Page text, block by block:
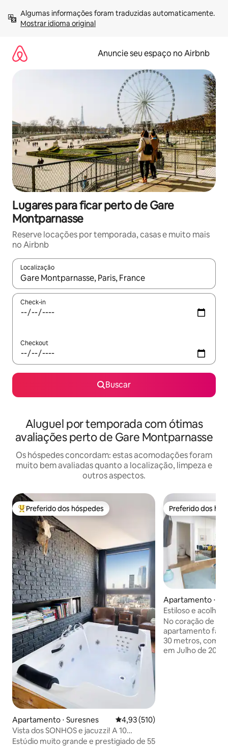
para
Mostrar idioma original
Anuncie seu espaço no Airbnb
Lugares para ficar perto de Gare
Montparnasse
Reserve locações por temporada, casas e muito mais
no Airbnb
Localização
Quando os resultados estiverem disponíveis, explore-os
Check-in
Checkout
Buscar
Aluguel por temporada com ótimas
avaliações perto de Gare Montparnasse
Os hóspedes concordam: estas acomodações foram
muito bem avaliadas quanto a localização, limpeza e
outros aspectos.
Entre os melhores preferidos dos hóspedes
Preferido dos hóspedes
Apartamento ⋅ Suresnes 4,93 de uma avaliação média de
4,93 (510)
Vista dos SONHOS e jacuzzi! A 10
minutos do centro de PARIS!
Estúdio muito grande e prestigiado de 55
Preferido dos
Preferido dos
Apartamento ⋅
Estiloso e
Montparnasse
No coração de
apartamento
30 metros,
em Julho de